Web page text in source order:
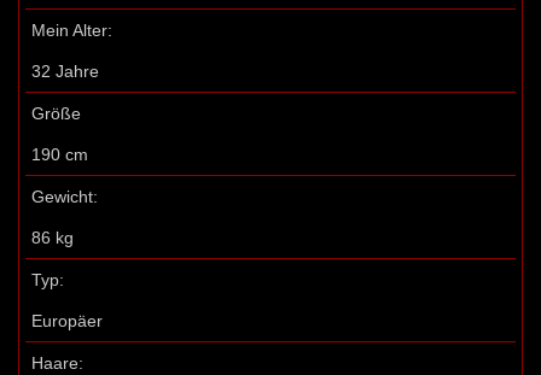
Mein Alter:
32 Jahre
Größe
190 cm
Gewicht:
86 kg
Typ:
Europäer
Haare: